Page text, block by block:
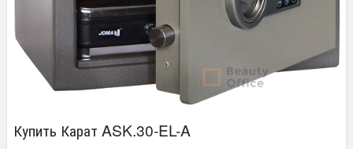
Купить Карат ASK.30-EL-A